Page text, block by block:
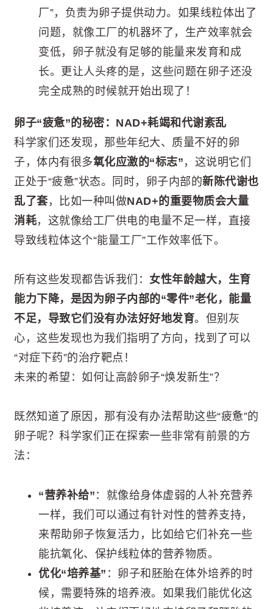
厂”，负责为卵子提供动力。如果线粒体出了
问题，就像工厂的机器坏了，生产效率就会
变低，卵子就没有足够的能量来发育和成
长。更让人头疼的是，这些问题在卵子还没
完全成熟的时候就开始出现了！
卵子“疲惫”的秘密：NAD+耗竭和代谢紊乱
科学家们还发现，那些年纪大、质量不好的卵
子，体内有很多氧化应激的“标志” ，这说明它们
正处于“疲惫”状态。同时，卵子内部的新陈代谢也
乱了套，比如一种叫做NAD+的重要物质会大量
消耗，这就像给工厂供电的电量不足一样，直接
导致线粒体这个“能量工厂”工作效率低下。
所有这些发现都告诉我们： 女性年龄越大，生育
能力下降，是因为卵子内部的“零件”老化，能量
不足，导致它们没有办法好好地发育。但别灰
心，这些发现也为我们指明了方向，找到了可以
“对症下药”的治疗靶点！
未来的希望：如何让高龄卵子“焕发新生”？
既然知道了原因，那有没有办法帮助这些“疲惫”的
卵子呢？科学家们正在探索一些非常有前景的方
法：
“营养补给” ：就像给身体虚弱的人补充营养
一样，我们可以通过有针对性的营养支持，
来帮助卵子恢复活力，比如给它们补充一些
能抗氧化、保护线粒体的营养物质。
优化“培养基” ：卵子和胚胎在体外培养的时
候，需要特殊的培养液。如果我们能优化这